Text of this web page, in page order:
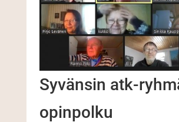
Syvänsin atk-
opinpolku